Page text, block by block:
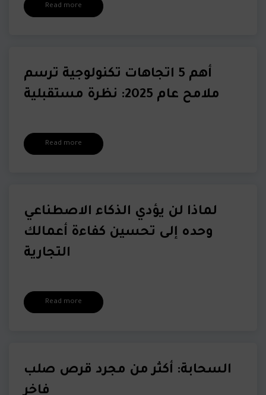
Read more
أهم 5 اتجاهات تكنولوجية ترسم
ملامح عام 2025: نظرة مستقبلية
Read more
لماذا لن يؤدي الذكاء الاصطناعي
وحده إلى تحسين كفاءة أعمالك
التجارية
Read more
السحابة: أكثر من مجرد قرص صلب
فاخر